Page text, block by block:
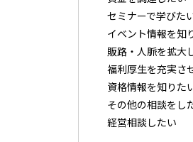
セミナーで学びた
イベント情報を知
販路・⼈脈を拡⼤
福利厚⽣を充実さ
資格情報を知りた
その他の相談をし
経営相談したい